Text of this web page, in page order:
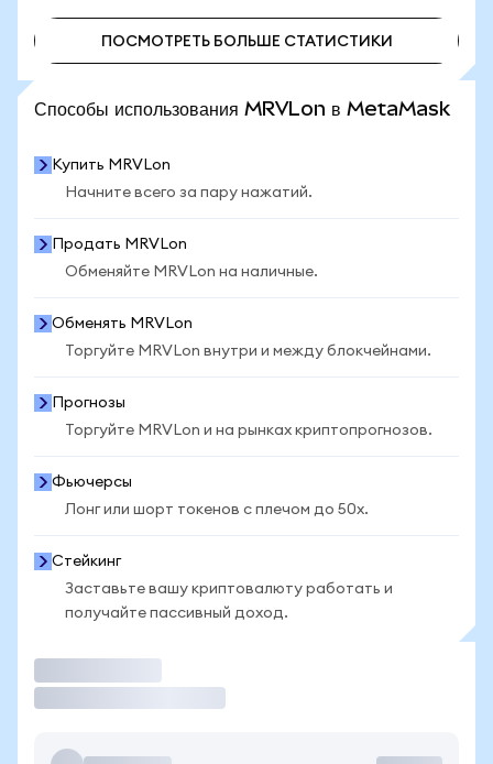
ПОСМОТРЕТЬ БОЛЬШЕ СТАТИСТИКИ
Способы использования MRVLon в MetaMask
Купить MRVLon
Начните всего за пару нажатий.
Продать MRVLon
Обменяйте MRVLon на наличные.
Обменять MRVLon
Торгуйте MRVLon внутри и между блокчейнами.
Прогнозы
Торгуйте MRVLon и на рынках криптопрогнозов.
Фьючерсы
Лонг или шорт токенов с плечом до 50x.
Стейкинг
Заставьте вашу криптовалюту работать и
получайте пассивный доход.